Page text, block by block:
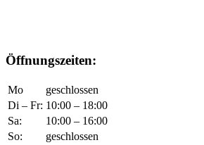
Öffnungszeiten:
Mo
geschlossen
Di – Fr: 10:00 – 18:00
Sa:
10:00 – 16:00
So:
geschlossen